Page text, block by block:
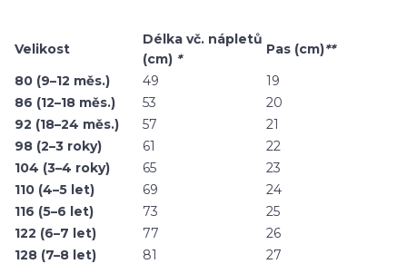
Velikost
Délka vč. nápletů
(cm) *
Pas (cm)**
80 (9–12 měs.)
49
19
86 (12–18 měs.)
53
20
92 (18–24 měs.)
57
21
98 (2–3 roky)
61
22
104 (3–4 roky)
65
23
110 (4–5 let)
69
24
116 (5–6 let)
73
25
122 (6–7 let)
77
26
128 (7–8 let)
81
27